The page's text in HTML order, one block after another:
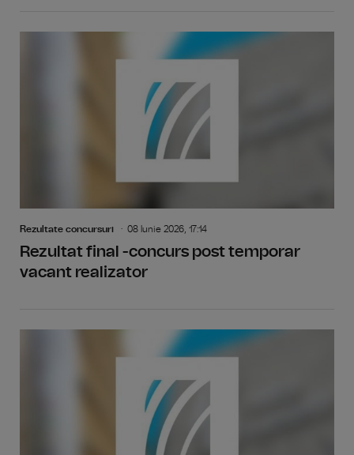
Rezultate concursuri 08 Iunie 2026, 17:14
Rezultat final -concurs post temporar
vacant realizator